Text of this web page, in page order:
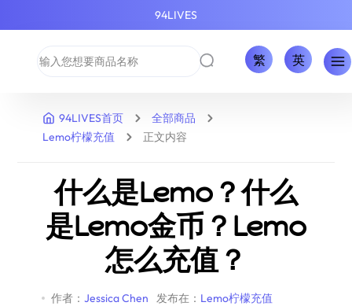
94LIVES
繁 英
94LIVES首页
全部商品
Lemo柠檬充值
正文内容
什么是Lemo？什么
是Lemo金币？Lemo
怎么充值？
作者： Jessica Chen 发布在： Lemo柠檬充值